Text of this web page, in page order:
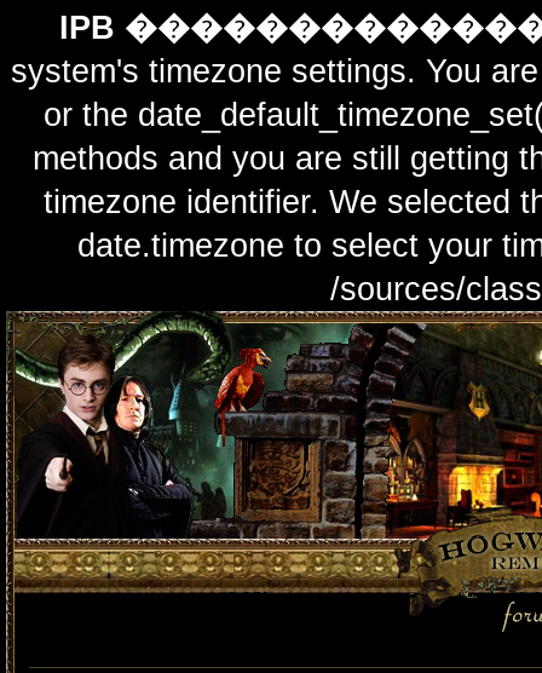
IPB
system's timezone settings. You
or the
methods and you are still getting
timezone identifier. We selected
date.timezone to select
/sources/